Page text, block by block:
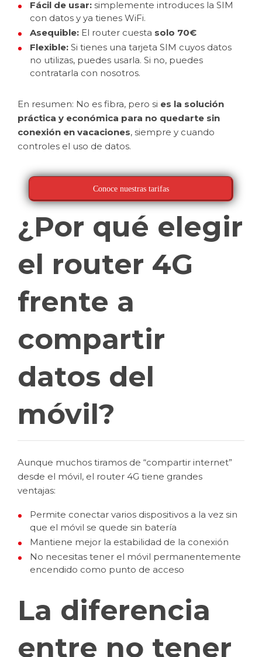
Fácil de usar: simplemente introduces la SIM
con datos y ya tienes WiFi.
Asequible: El router cuesta solo 70€
Flexible: Si tienes una tarjeta SIM cuyos datos
no utilizas, puedes usarla. Si no, puedes
contratarla con nosotros.
En resumen: No es fibra, pero si es la solución
práctica y económica para no quedarte sin
conexión en vacaciones, siempre y cuando
controles el uso de datos.
Conoce nuestras tarifas
¿Por qué elegir
el router 4G
frente a
compartir
datos del
móvil?
Aunque muchos tiramos de “compartir internet”
desde el móvil, el router 4G tiene grandes
ventajas:
Permite conectar varios dispositivos a la vez sin
que el móvil se quede sin batería
Mantiene mejor la estabilidad de la conexión
No necesitas tener el móvil permanentemente
encendido como punto de acceso
La diferencia
entre no tener